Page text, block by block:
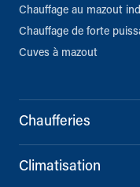
Chauffage au mazout
Chauffage de forte
Cuves à mazout
Chaufferies
Climatisation